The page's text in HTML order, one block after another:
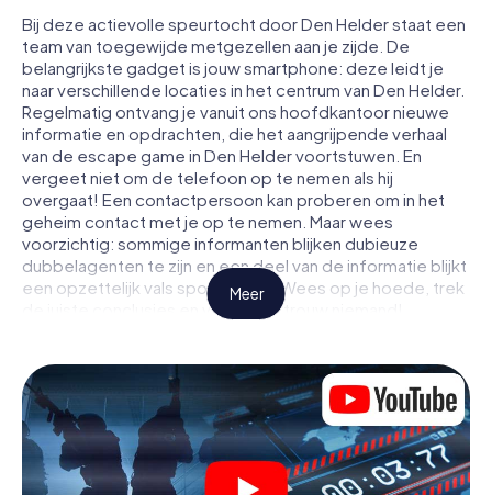
Bij deze actievolle speurtocht door Den Helder staat een
team van toegewijde metgezellen aan je zijde. De
belangrijkste gadget is jouw smartphone: deze leidt je
naar verschillende locaties in het centrum van Den Helder.
Regelmatig ontvang je vanuit ons hoofdkantoor nieuwe
informatie en opdrachten, die het aangrijpende verhaal
van de escape game in Den Helder voortstuwen. En
vergeet niet om de telefoon op te nemen als hij
overgaat! Een contactpersoon kan proberen om in het
geheim contact met je op te nemen. Maar wees
voorzichtig: sommige informanten blijken dubieuze
dubbelagenten te zijn en een deel van de informatie blijkt
een opzettelijk vals spoor te zijn. Wees op je hoede, trek
de juiste conclusies en vooral: vertrouw niemand!
je niet opgesloten in een kamer waaruit je jezelf binnen
een bepaald tijdvenster moet bevrijden. Met deze
speurtocht met een smartphone wordt heel Den Helder
jouw speelveld! De technische voorwaarden voor jouw
avontuur in Den Helder zijn een smartphone en toegang
tot het mobiel internet. Met één klik krijg jij toegang tot
Meer